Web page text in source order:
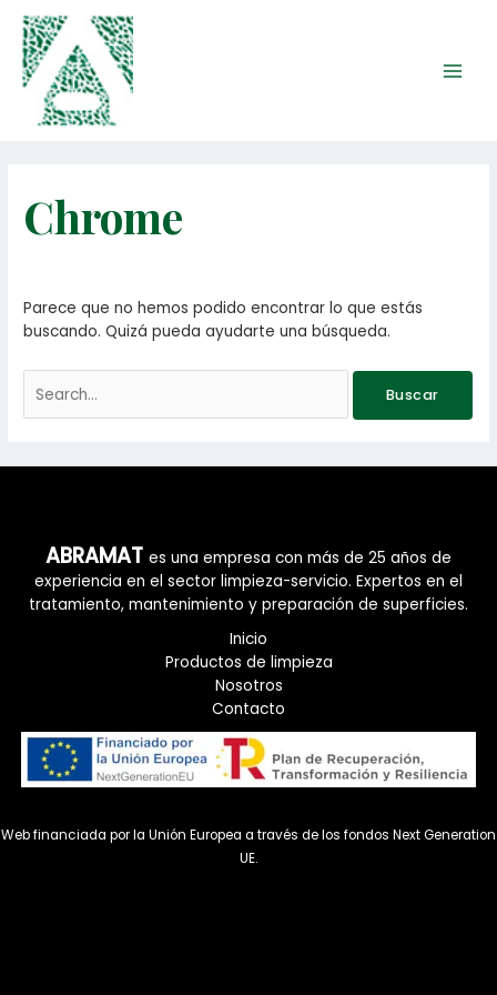
contenido
Chrome
Parece que no hemos podido encontrar lo que estás
buscando. Quizá pueda ayudarte una búsqueda.
por:
ABRAMAT es una empresa con más de 25 años de
experiencia en el sector limpieza-servicio. Expertos en el
tratamiento, mantenimiento y preparación de superficies.
Inicio
Productos de limpieza
Nosotros
Contacto
Web financiada por la Unión Europea a través de los fondos Next Generation
UE.